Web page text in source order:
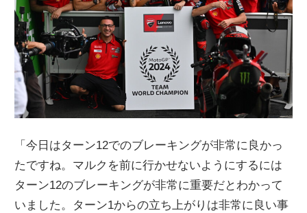
「今日はターン12でのブレーキングが非常に良かっ
たですね。マルクを前に行かせないようにするには
ターン12のブレーキングが非常に重要だとわかって
いました。ターン1からの立ち上がりは非常に良い事